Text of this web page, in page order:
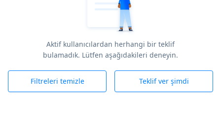
Aktif kullanıcılardan herhangi bir teklif
bulamadık. Lütfen aşağıdakileri deneyin.
Filtreleri temizle Teklif ver şimdi